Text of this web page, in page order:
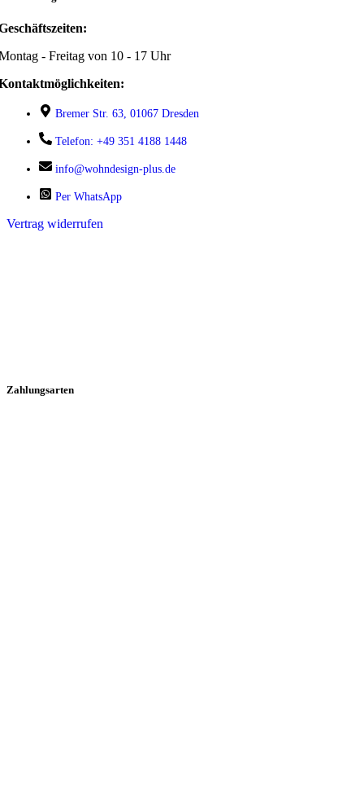
- Freitag von 10 - 17 Uhr
Bremer Str. 63, 01067 Dresden
Telefon: +49 351 4188 1448
info@wohndesign-plus.de
Per WhatsApp
Vertrag widerrufen
Zahlungsarten